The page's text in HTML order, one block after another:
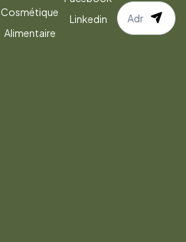
Cosmétique
Alimentaire
Linkedin
S’abonner
à